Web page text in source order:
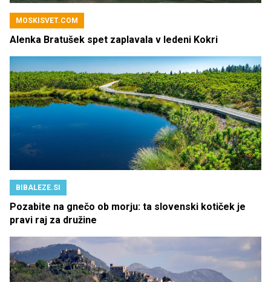
MOSKISVET.COM
Alenka Bratušek spet zaplavala v ledeni Kokri
BIBALEZE.SI
Pozabite na gnečo ob morju: ta slovenski kotiček je
pravi raj za družine